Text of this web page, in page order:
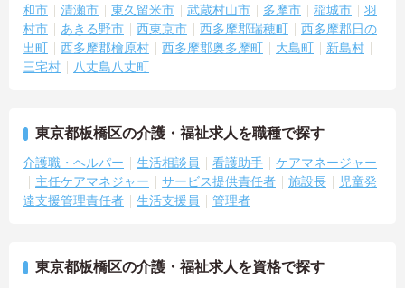
和市
清瀬市 東久留米市 武蔵村山市 多摩市 稲城市
羽
村市
あきる野市 西東京市 西多摩郡瑞穂町
西多摩郡日の
出町
西多摩郡檜原村 西多摩郡奥多摩町 大島町
新島村
三宅村
八丈島八丈町
東京都板橋区の介護・福祉求人を職種で探す
介護職・ヘルパー 生活相談員 看護助手
ケアマネージャー
主任ケアマネジャー
サービス提供責任者 施設長
児童発
達支援管理責任者
生活支援員 管理者
東京都板橋区の介護・福祉求人を資格で探す